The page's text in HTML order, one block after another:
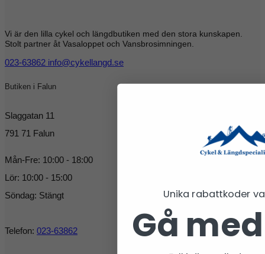
Vi är den lilla cykel och längdbutiken med den stora kunskapen.
Stolt partner åt Vasaloppet och Vansbrosimningen.
023-63862 info@cykellangd.se
Butiken i Falun
Slaggatan 11
791 71 Falun
Mån-Fre: 10:00 - 18:00
Lör: 10:00 - 15:00
Söndag: Stängt
Telefon: 023-63862
Unika rabattkoder
Gå